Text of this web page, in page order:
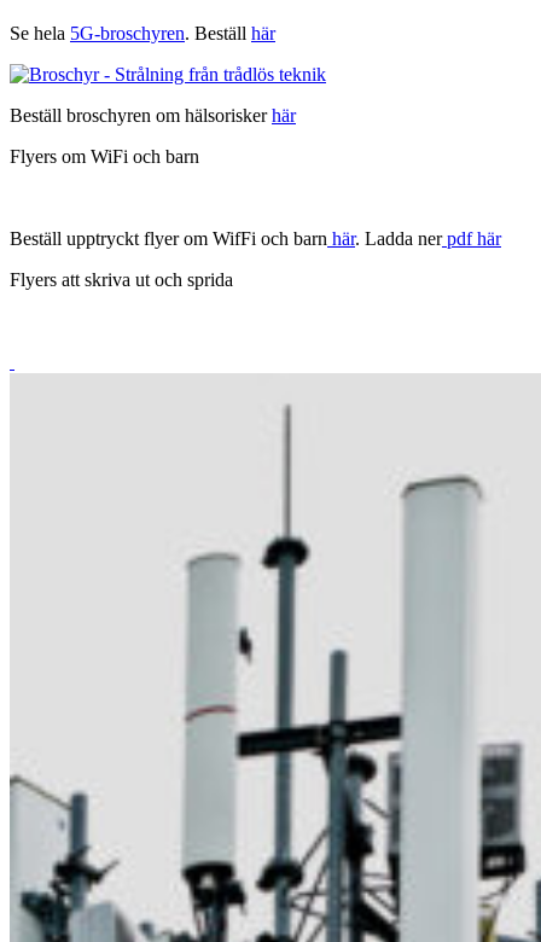
Se hela 5G-broschyren. Beställ här
Beställ broschyren om hälsoriskerhär
Flyers om WiFi och barn
Beställ upptryckt flyer om WifFi och barn här. Ladda nerpdf här
Flyers att skriva ut och sprida